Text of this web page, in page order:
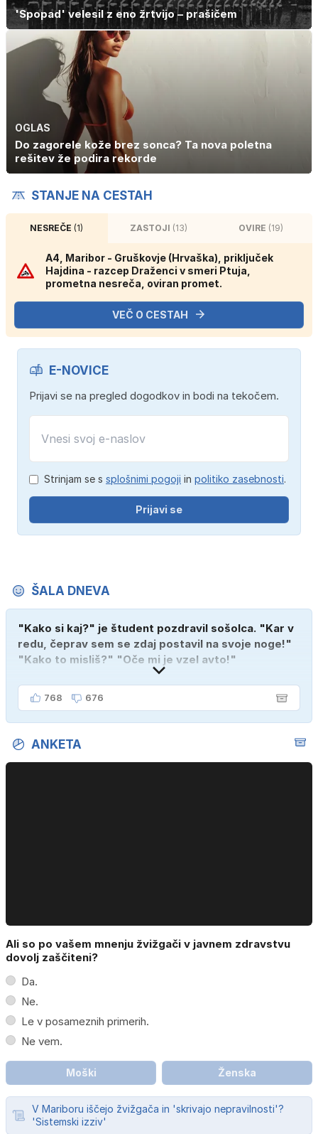
'Spopad' velesil z eno žrtvijo – prašičem
OGLAS
Do zagorele kože brez sonca? Ta nova poletna
rešitev že podira rekorde
STANJE NA CESTAH
NESREČE(1) ZASTOJI (13) OVIRE (19)
A4, Maribor - Gruškovje (Hrvaška), priključek
Hajdina - razcep Draženci v smeri Ptuja,
prometna nesreča, oviran promet.
VEČ O CESTAH
E-NOVICE
Prijavi se na pregled dogodkov in bodi na tekočem.
Strinjam se s splošnimi pogoji in politiko zasebnosti.
Prijavi se
ŠALA DNEVA
"Kako si kaj?" je študent pozdravil sošolca. "Kar v
redu, čeprav sem se zdaj postavil na svoje noge!"
"Kako to misliš?" "Oče mi je vzel avto!"
768 676
ANKETA
Ali so po vašem mnenju žvižgači v javnem zdravstvu
dovolj zaščiteni?
Da.
Ne.
Le v posameznih primerih.
Ne vem.
Moški Ženska
V Mariboru iščejo žvižgača in 'skrivajo nepravilnosti'?
'Sistemski izziv'